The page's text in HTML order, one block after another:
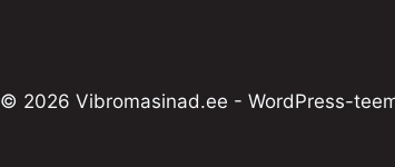
© 2026 Vibromasinad.ee - WordPress-